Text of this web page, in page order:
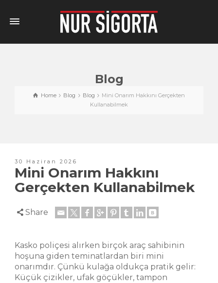
Blog
Home Blog Blog
Mini Onarım Hakkını Gerçekten
Kullanabilmek
30 Haziran 2026
Mini Onarım Hakkını
Gerçekten Kullanabilmek
Share
Kasko poliçesi alırken birçok araç sahibinin
hoşuna giden teminatlardan biri mini
onarımdır. Çünkü kulağa oldukça pratik gelir:
Küçük çizikler, ufak göçükler, tampon